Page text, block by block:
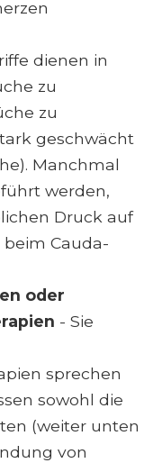
dienen in
zu
zu
geschwächt
Manchmal
werden,
Druck auf
beim Cauda-
oder
- Sie
sprechen
sowohl die
(weiter unten
von